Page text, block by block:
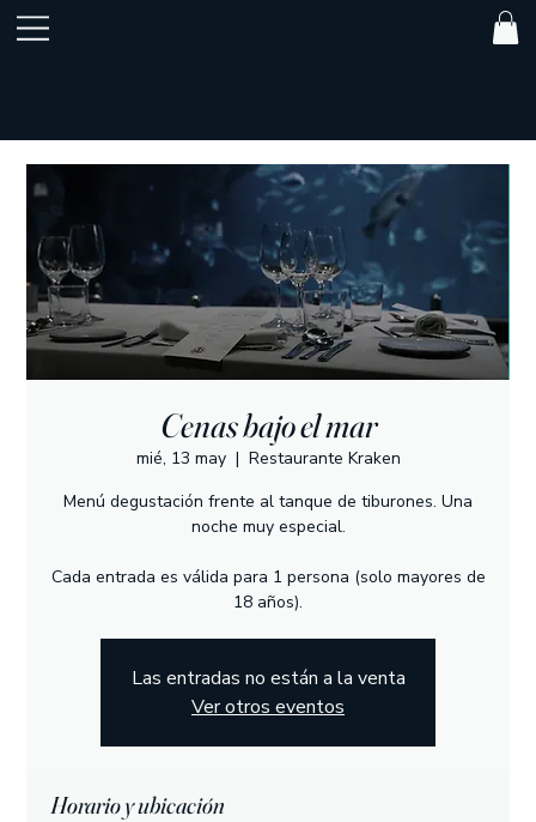
Cenas bajo el mar
mié, 13 may
  |
Restaurante Kraken
Menú degustación frente al tanque de tiburones. Una
noche muy especial.
Cada entrada es válida para 1 persona (solo mayores de
18 años).
Las entradas no están a la venta
Ver otros eventos
Horario y ubicación